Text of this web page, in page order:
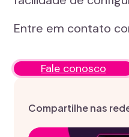
Entre em contato
Fale conosco
Compartilhe nas